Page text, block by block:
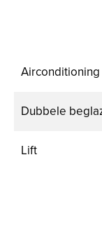
Airconditioning
Dubbele
Lift